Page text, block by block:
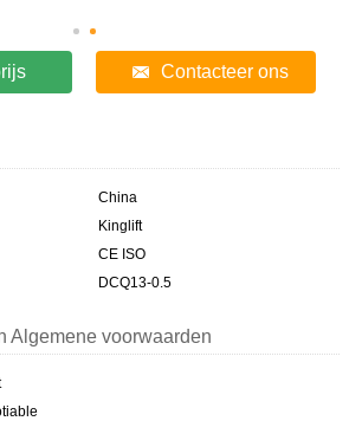
Contacteer ons
China
Kinglift
CE ISO
DCQ13-0.5
Algemene voorwaarden